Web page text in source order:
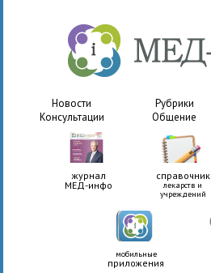
Новости Рубрики
Консультации
Общение
журнал
МЕД-инфо
справочник
лекарств и
учреждений
мобильные
приложения